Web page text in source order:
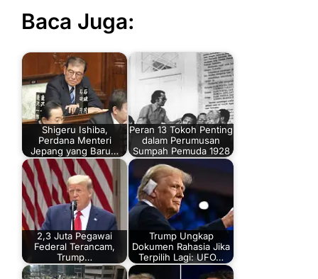
Baca Juga:
Shigeru Ishiba,
Perdana Menteri
Jepang yang Baru…
Peran 13 Tokoh Penting
dalam Perumusan
Sumpah Pemuda 1928
2,3 Juta Pegawai
Federal Terancam,
Trump…
Trump Ungkap
Dokumen Rahasia Jika
Terpilih Lagi: UFO…